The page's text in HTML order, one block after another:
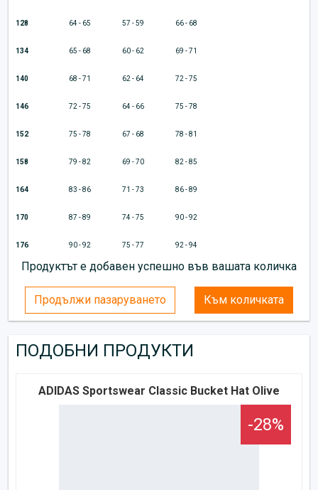
128 64 - 65 57 - 59 66 - 68
134 65 - 68 60 - 62 69 - 71
140 68 - 71 62 - 64 72 - 75
146 72 - 75 64 - 66 75 - 78
152 75 - 78 67 - 68 78 - 81
158 79 - 82 69 - 70 82 - 85
164 83 - 86 71 - 73 86 - 89
170 87 - 89 74 - 75 90 - 92
176 90 - 92 75 - 77 92 - 94
Продуктът е добавен успешно във вашата количка
Продължи пазаруването Към количката
ПОДОБНИ ПРОДУКТИ
ADIDAS Sportswear Classic Bucket Hat Olive
-28%